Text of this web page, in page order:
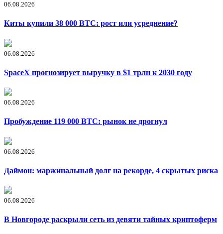
06.08.2026
Киты купили 38 000 BTC: рост или усреднение?
06.08.2026
SpaceX прогнозирует выручку в $1 трлн к 2030 году
06.08.2026
Пробуждение 119 000 BTC: рынок не дрогнул
06.08.2026
Даймон: маржинальный долг на рекорде, 4 скрытых риска
06.08.2026
В Новгороде раскрыли сеть из девяти тайных криптоферм